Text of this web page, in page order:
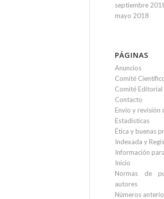
septiembre
mayo 2018
PÁGINAS
Anuncios
Comité
Comité Editorial
Contacto
Envío y revisión
Estadísticas
Ética y buenas
Indexada y
Información
Inicio
Normas de
autores
Números